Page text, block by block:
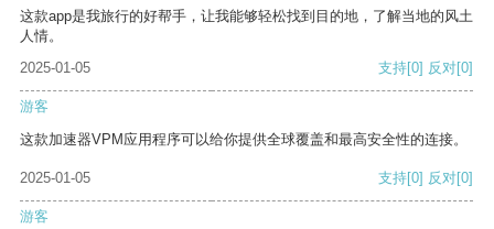
这款app是我旅行的好帮手，让我能够轻松找到目的地，了解当地的风土
人情。
2025-01-05
支持[0] 反对[0]
游客
这款加速器VPM应用程序可以给你提供全球覆盖和最高安全性的连接。
2025-01-05 支持[0] 反对[0]
游客